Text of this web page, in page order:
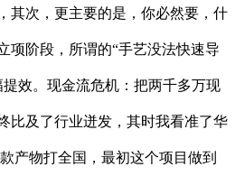
其次，更主要的是，你必然要，什
项阶段，所谓的“手艺没法快速导
效。现金流危机：把两千多万现
比及了行业迸发，其时我看准了华
产物打全国，最初这个项目做到